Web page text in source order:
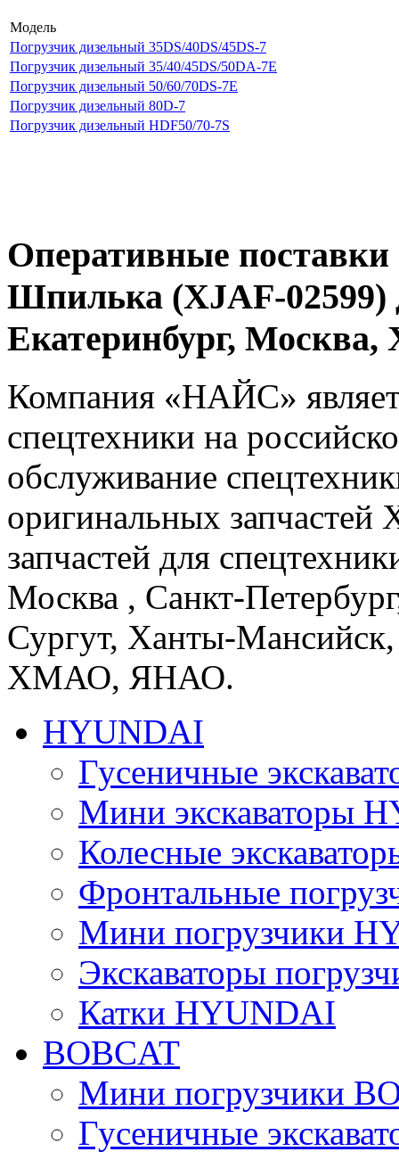
Модель
Погрузчик дизельный 35DS/40DS/45DS-7
Погрузчик дизельный 35/40/45DS/50DA-7E
Погрузчик дизельный 50/60/70DS-7E
Погрузчик дизельный 80D-7
Погрузчик дизельный HDF50/70-7S
Оперативные
Шпилька (XJAF-02599)
Екатеринбург,
Компания «НАЙС»
спецтехники на
обслуживание
оригинальных
запчастей для
Москва , Санкт-
Сургут, Ханты-
ХМАО, ЯНАО.
HYUNDAI
Гусеничные
Мини экскаваторы
Колесные
Фронтальные
Мини погрузчики
Экскаваторы
Катки HYUNDAI
BOBCAT
Мини погрузчики
Гусеничные